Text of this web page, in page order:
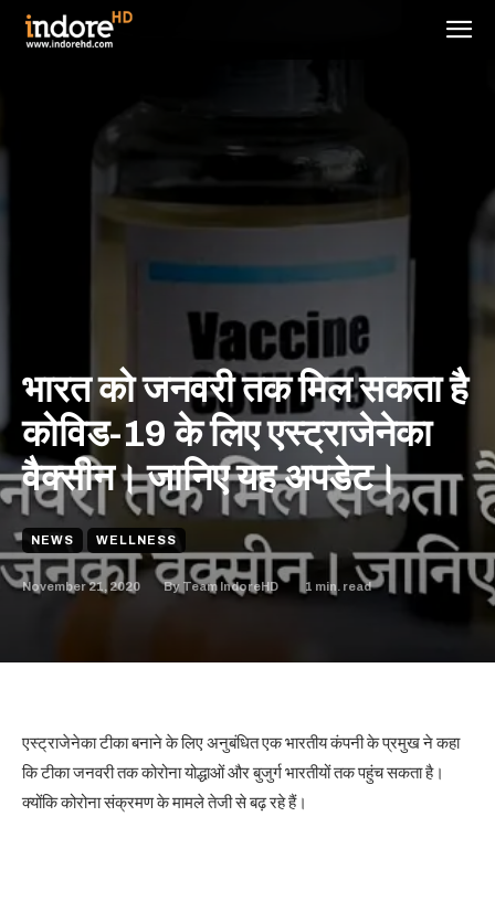
भारत को जनवरी तक मिल सकता है
कोविड-19 के लिए एस्ट्राजेनेका
वैक्सीन। जानिए यह अपडेट।
NEWS WELLNESS
November 21, 2020 By Team IndoreHD 1 min. read
एस्ट्राजेनेका टीका बनाने के लिए अनुबंधित एक भारतीय कंपनी के प्रमुख ने कहा
कि टीका जनवरी तक कोरोना योद्धाओं और बुजुर्ग भारतीयों तक पहुंच सकता है।
क्योंकि कोरोना संक्रमण के मामले तेजी से बढ़ रहे हैं।